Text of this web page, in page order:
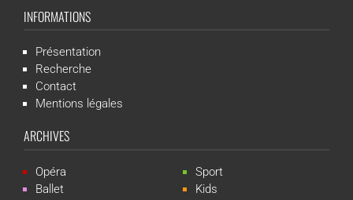
INFORMATIONS
Présentation
Recherche
Contact
Mentions légales
ARCHIVES
Opéra
Ballet
Sport
Kids